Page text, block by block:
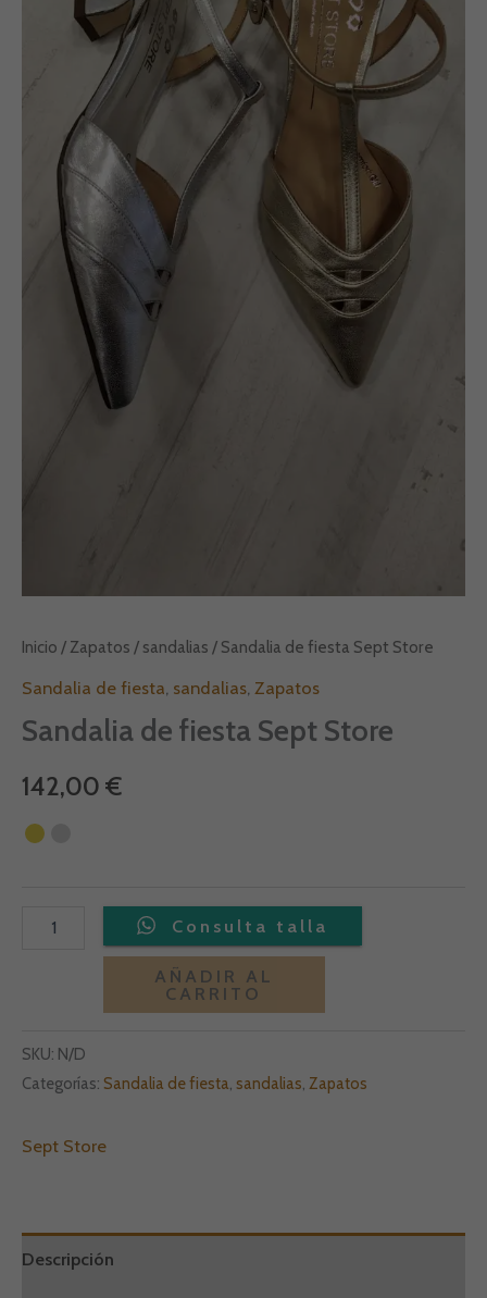
Inicio / Zapatos / sandalias / Sandalia de fiesta Sept Store
Sandalia de fiesta sandalias Zapatos
Sandalia de fiesta Sept Store
142,00 €
AÑADIR AL
CARRITO
SKU: N/D
Categorías: Sandalia de fiesta, sandalias, Zapatos
Sept Store
Descripción